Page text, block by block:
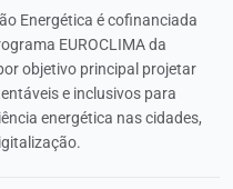
Energética é cofinanciada
EUROCLIMA da
objetivo principal projetar
e inclusivos para
energética nas cidades,